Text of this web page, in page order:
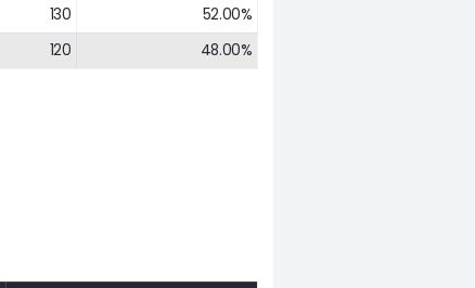
130
52.00%
120 48.00%